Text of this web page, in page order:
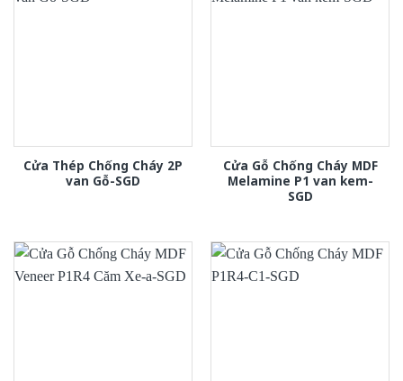
Cửa Thép Chống Cháy 2P
van Gỗ-SGD
Cửa Gỗ Chống Cháy MDF
Melamine P1 van kem-
SGD